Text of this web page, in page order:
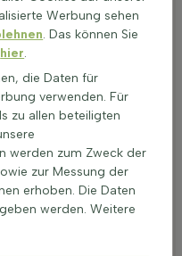
Werbung sehen
. Das können Sie
hier.
die Daten für
verwenden. Für
zu allen beteiligten
werden zum Zweck der
zur Messung der
erhoben. Die Daten
werden. Weitere